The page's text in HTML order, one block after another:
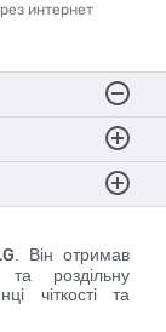
интернет
Він отримав
та роздільну
чіткості та